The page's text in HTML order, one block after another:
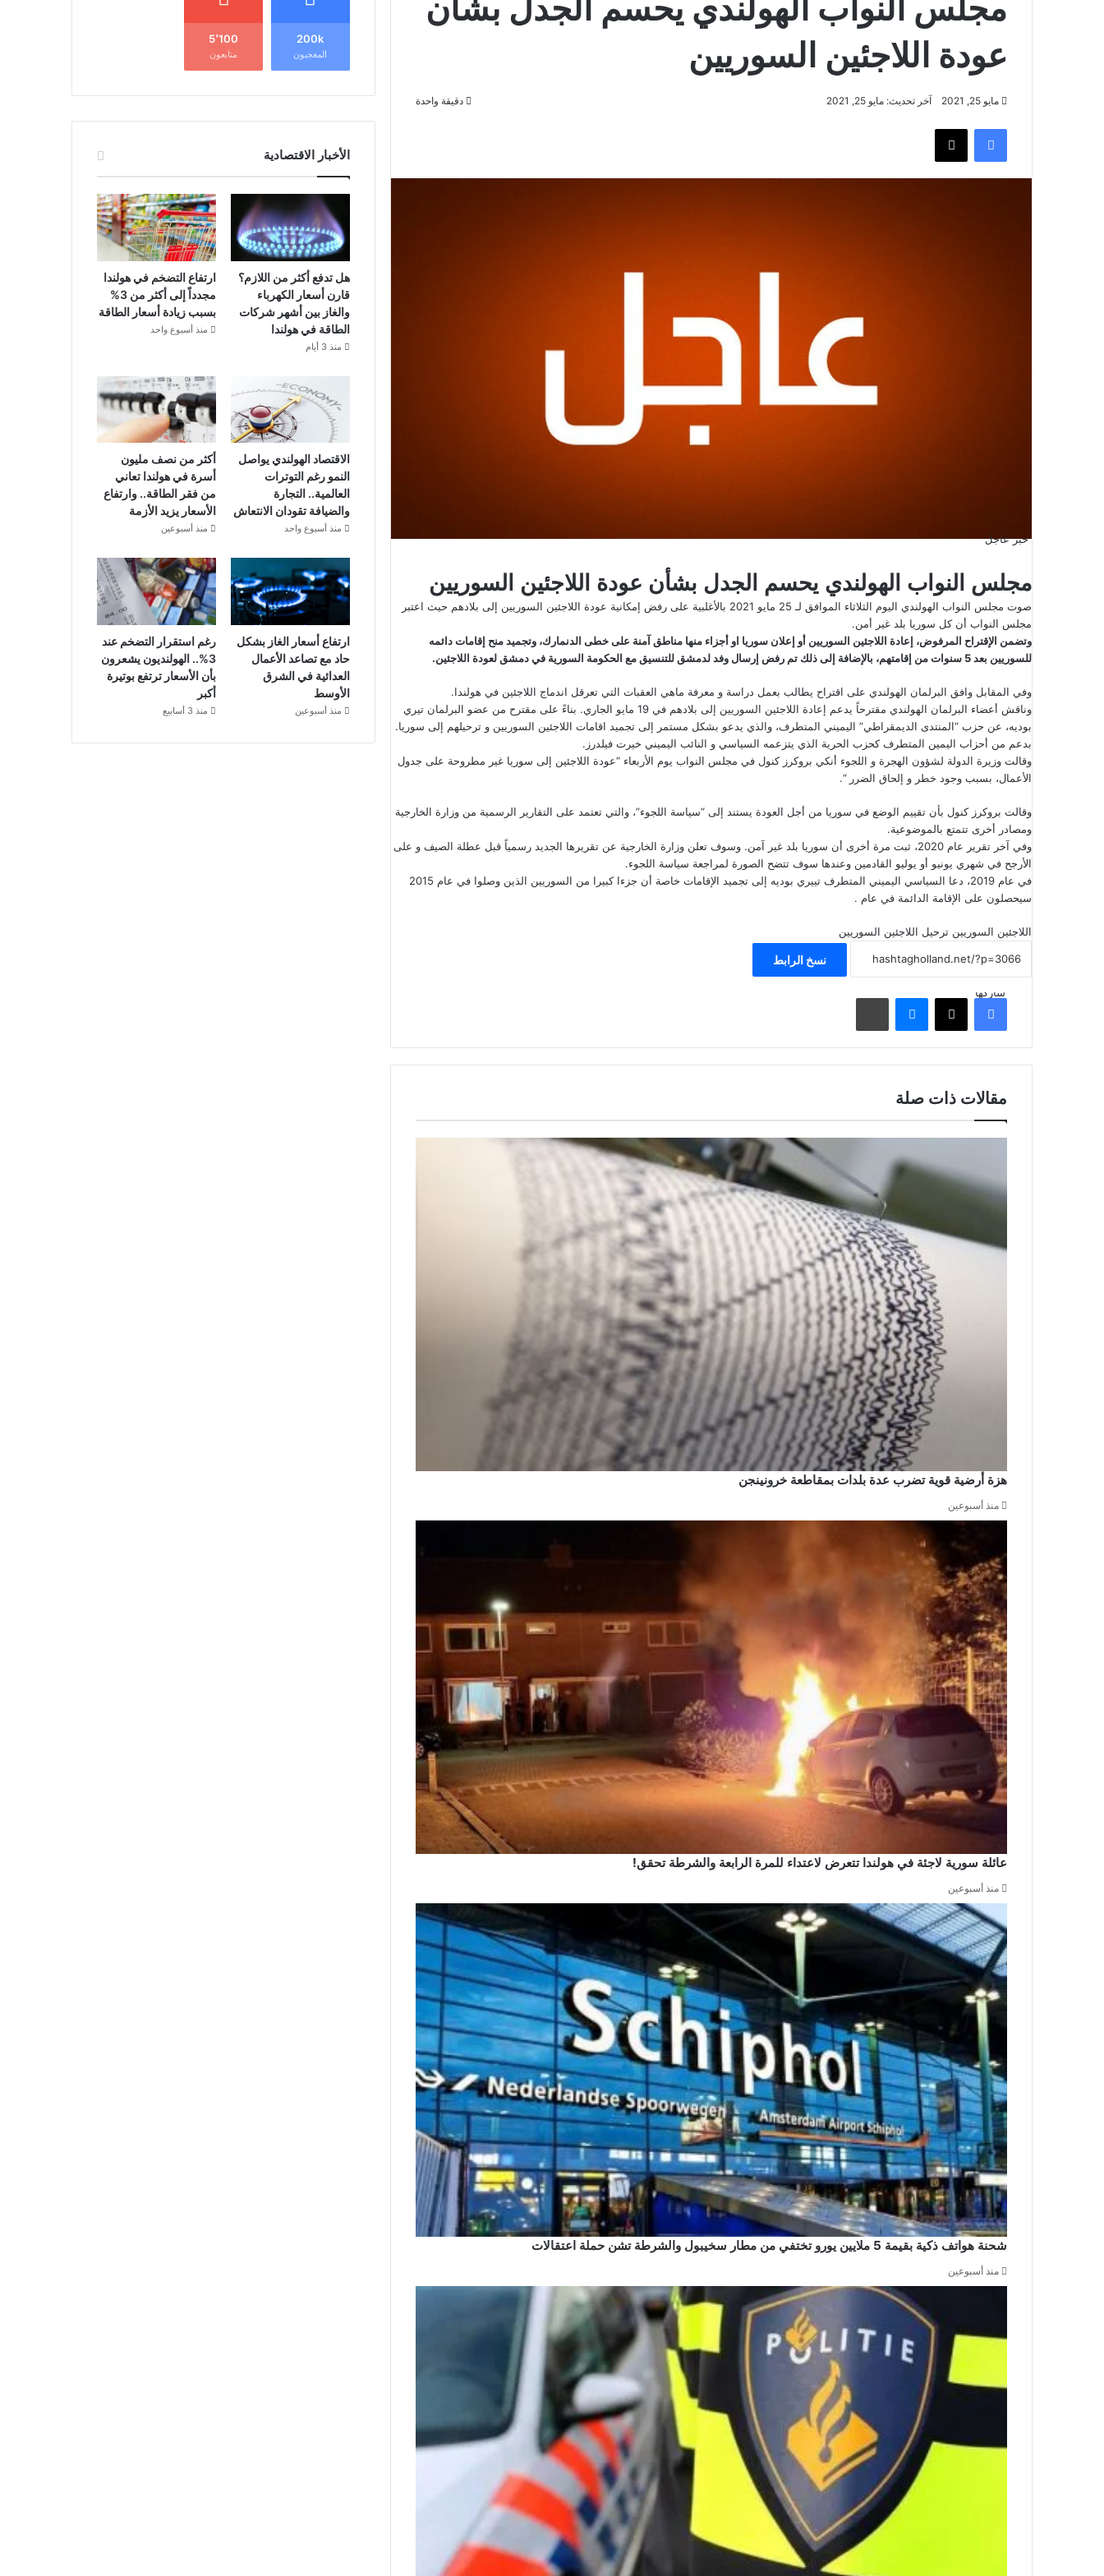
مجلس النواب الهولندي يحسم الجدل بشأن
عودة اللاجئين السوريين
مايو 25, 2021 آخر تحديث: مايو 25, 2021 دقيقة واحدة
فيسبوك ‫X
خبر عاجل
مجلس النواب الهولندي يحسم الجدل بشأن عودة اللاجئين السوريين
صوت مجلس النواب الهولندي اليوم الثلاثاء الموافق لـ 25 مايو 2021 بالأغلبية على رفض إمكانية عودة اللاجئين السوريين إلى بلادهم حيث اعتبر
مجلس النواب أن كل سوريا بلد غير أمن.
وتضمن الإقتراح المرفوض، إعادة اللاجئين السوريين أو إعلان سوريا او أجزاء منها مناطق آمنة على خطى الدنمارك، وتجميد منح إقامات دائمه
للسوريين بعد 5 سنوات من إقامتهم، بالإضافة إلى ذلك تم رفض إرسال وفد لدمشق للتنسيق مع الحكومة السورية في دمشق لعودة اللاجئين.
وفي المقابل وافق البرلمان الهولندي على اقتراح يطالب بعمل دراسة و معرفة ماهي العقبات التي تعرقل اندماج اللاجئين في هولندا.
وناقش أعضاء البرلمان الهولندي مقترحاً يدعم إعادة اللاجئين السوريين إلى بلادهم في 19 مايو الجاري. بناءً على مقترح من عضو البرلمان تيري
بوديه، عن حزب “المنتدى الديمقراطي” اليميني المتطرف، والذي يدعو بشكل مستمر إلى تجميد اقامات اللاجئين السوريين و ترحيلهم إلى سوريا.
بدعم من أحزاب اليمين المتطرف كحزب الحرية الذي يتزعمه السياسي و النائب اليميني خيرت فيلدرز.
وقالت وزيرة الدولة لشؤون الهجرة و اللجوء أنكي بروكرز كنول في مجلس النواب يوم الأربعاء “عودة اللاجئين إلى سوريا غير مطروحة على جدول
الأعمال، بسبب وجود خطر و إلحاق الضرر “.
وقالت بروكرز كنول بأن تقييم الوضع في سوريا من أجل العودة يستند إلى “سياسة اللجوء”، والتي تعتمد على التقارير الرسمية من وزارة الخارجية
ومصادر أخرى تتمتع بالموضوعية.
وفي آخر تقرير عام 2020، ثبت مرة أخرى أن سوريا بلد غير آمن. وسوف تعلن وزارة الخارجية عن تقريرها الجديد رسمياً قبل عطلة الصيف و على
الأرجح في شهري يونيو أو يوليو القادمين وعندها سوف تتضح الصورة لمراجعة سياسة اللجوء.
في عام 2019، دعا السياسي اليميني المتطرف تييري بوديه إلى تجميد الإقامات خاصة أن جزءا كبيرا من السوريين الذين وصلوا في عام 2015
سيحصلون على الإقامة الدائمة في عام .
اللاجئين السوريين ترحيل اللاجئين السوريين
نسخ الرابط
شاركهافيسبوك ‫X ماسنجر مشاركة عبر البريد
مقالات ذات صلة
هزة أرضية قوية تضرب عدة بلدات بمقاطعة خرونينجن
منذ أسبوعين
عائلة سورية لاجئة في هولندا تتعرض لاعتداء للمرة الرابعة والشرطة تحقق!
منذ أسبوعين
شحنة هواتف ذكية بقيمة 5 ملايين يورو تختفي من مطار سخيبول والشرطة تشن حملة اعتقالات
منذ أسبوعين
200k
المعجبون
5٬100
متابعون
الأخبار الاقتصادية
هل تدفع أكثر من اللازم؟
قارن أسعار الكهرباء
والغاز بين أشهر شركات
الطاقة في هولندا
منذ 3 أيام
ارتفاع التضخم في هولندا
مجدداً إلى أكثر من 3%
بسبب زيادة أسعار الطاقة
منذ أسبوع واحد
الاقتصاد الهولندي يواصل
النمو رغم التوترات
العالمية.. التجارة
والضيافة تقودان الانتعاش
منذ أسبوع واحد
أكثر من نصف مليون
أسرة في هولندا تعاني
من فقر الطاقة.. وارتفاع
الأسعار يزيد الأزمة
منذ أسبوعين
ارتفاع أسعار الغاز بشكل
حاد مع تصاعد الأعمال
العدائية في الشرق
الأوسط
منذ أسبوعين
رغم استقرار التضخم عند
3%.. الهولنديون يشعرون
بأن الأسعار ترتفع بوتيرة
أكبر
منذ 3 أسابيع